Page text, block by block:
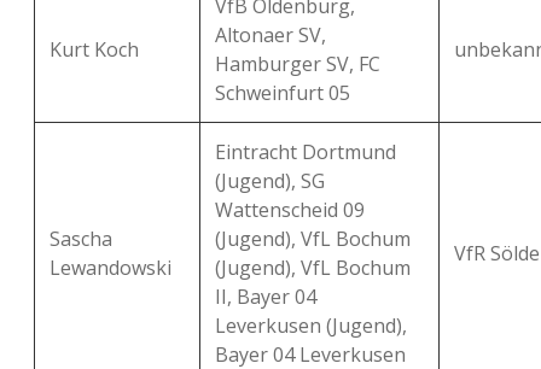
Kurt Koch
VfB Oldenburg,
Altonaer SV,
Hamburger SV, FC
Schweinfurt 05
Sascha
Lewandowski
Eintracht Dortmund
(Jugend), SG
Wattenscheid 09
(Jugend), VfL Bochum
(Jugend), VfL Bochum
II, Bayer 04
Leverkusen (Jugend),
Bayer 04 Leverkusen
VfR Sölde